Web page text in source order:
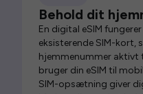
Behold dit
En digital eSIM
eksisterende SIM-kort,
hjemmenummer aktivt
bruger din eSIM til
SIM-opsætning giver